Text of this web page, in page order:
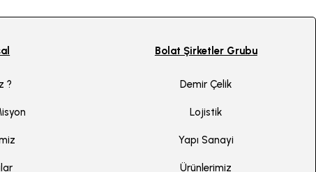
?
Bolat Şirketler Grubu
Demir Çelik
Lojistik
Yapı Sanayi
Ürünlerimiz